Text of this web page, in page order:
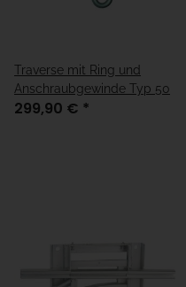
Traverse mit Ring und
Anschraubgewinde Typ 50
299,90 € *